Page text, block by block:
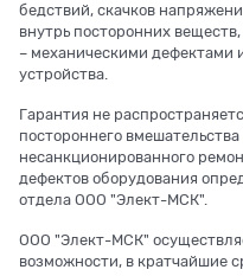
бедствий, скачков
внутрь посторонних
– механическими
устройства.
Гарантия не
постороннего
несанкционированного
дефектов оборудования
отдела ООО "Элект-МСК".
ООО "Элект-МСК"
возможности, в кратчайшие